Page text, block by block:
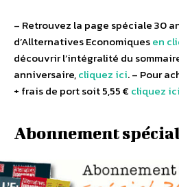
– Retrouvez la page spéciale 30
d’Allternatives Economiquesen
découvrir l’intégralité du
anniversaire,cliquez ici. – Pour
+ frais de port soit 5,55 € cliquez ici
Abonnement